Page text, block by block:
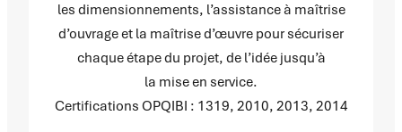
les dimensionnements, l’assistance à maîtrise
d’ouvrage et la maîtrise d’œuvre pour sécuriser
chaque étape du projet, de l’idée jusqu’à
la mise en service.
Certifications OPQIBI : 1319, 2010, 2013, 2014